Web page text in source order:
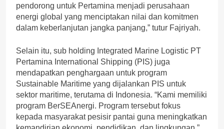
pendorong untuk Pertamina menjadi perusahaan
energi global yang menciptakan nilai dan komitmen
dalam keberlanjutan jangka panjang,” tutur Fajriyah.
Selain itu, sub holding Integrated Marine Logistic PT
Pertamina International Shipping (PIS) juga
mendapatkan penghargaan untuk program
Sustainable Maritime yang dijalankan PIS untuk
sektor maritime, terutama di Indonesia. “Kami memiliki
program BerSEAnergi. Program tersebut fokus
kepada masyarakat pesisir pantai guna meningkatkan